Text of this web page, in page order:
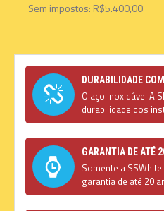
Sem impostos: R$5.400,00
DURABILIDADE
O aço inoxidável
durabilidade dos
GARANTIA DE ATÉ
Somente a
garantia de até 20